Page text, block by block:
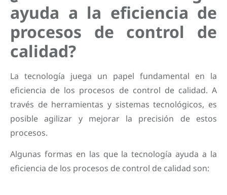
ayuda a la eficiencia de
procesos de control de
calidad?
La tecnología juega un papel fundamental en la
eficiencia de los procesos de control de calidad. A
través de herramientas y sistemas tecnológicos, es
posible agilizar y mejorar la precisión de estos
procesos.
Algunas formas en las que la tecnología ayuda a la
eficiencia de los procesos de control de calidad son: